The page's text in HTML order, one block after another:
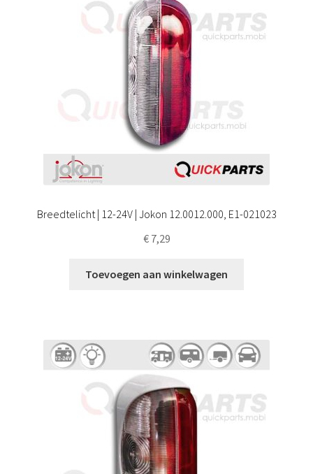
Breedtelicht | 12-24V | Jokon 12.0012.000, E1-021023
€7,29
Toevoegen aan winkelwagen